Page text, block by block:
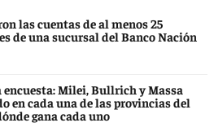
las cuentas de al menos 25
de una sucursal del Banco Nación
encuesta: Milei, Bullrich y Massa
en cada una de las provincias del
gana cada uno